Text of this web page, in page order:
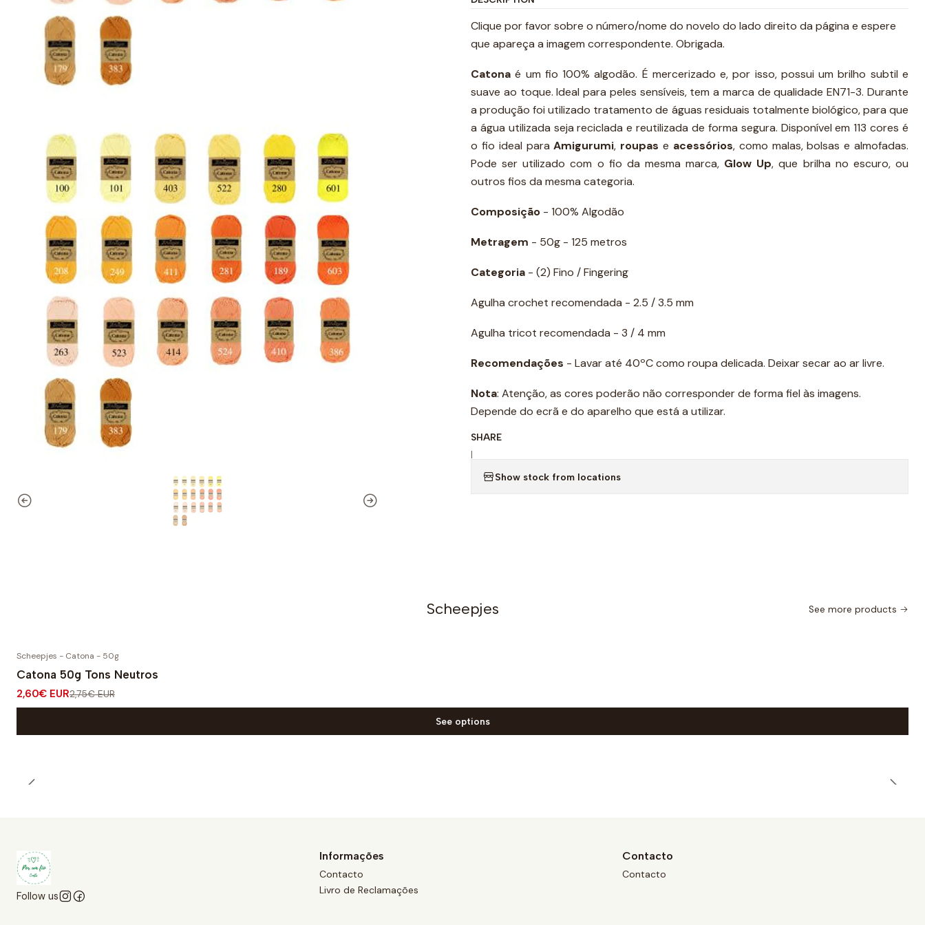
Clique por favor sobre o número/nome do novelo do lado direito da página e espere
que apareça a imagem correspondente. Obrigada.
Catona é um fio 100% algodão. É mercerizado e, por isso, possui um brilho subtil e
suave ao toque. Ideal para peles sensíveis, tem a marca de qualidade EN71-3. Durante
a produção foi utilizado tratamento de águas residuais totalmente biológico, para que
a água utilizada seja reciclada e reutilizada de forma segura. Disponível em 113 cores é
o fio ideal paraAmigurumi, roupase acessórios, como malas, bolsas e almofadas.
Pode ser utilizado com o fio da mesma marca, Glow Up, que brilha no escuro, ou
outros fios da mesma categoria.
Composição - 100% Algodão
Metragem - 50g - 125 metros
Categoria - (2) Fino / Fingering
Agulha crochet recomendada - 2.5 / 3.5 mm
Agulha tricot recomendada - 3 / 4 mm
Recomendações - Lavar até 40ºC como roupa delicada. Deixar secar ao ar livre.
Nota: Atenção, as cores poderão não corresponder de forma fiel às imagens.
Depende do ecrã e do aparelho que está a utilizar.
SHARE
|
Show stock from locations
Scheepjes See more products
Scheepjes - Catona - 50g
Catona 50g Tons Neutros
2,60€ EUR2,75€ EUR
See options
Follow us
Informações
Contacto
Livro de Reclamações
Contacto
Contacto